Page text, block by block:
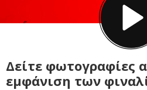
Δείτε φωτογραφίες
εμφάνιση των